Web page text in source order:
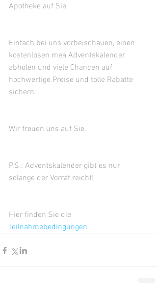
Apotheke auf Sie.
Einfach bei uns vorbeischauen, einen
kostenlosen mea Adventskalender
abholen und viele Chancen auf
hochwertige Preise und tolle Rabatte
sichern.
Wir freuen uns auf Sie.
P.S.: Adventskalender gibt es nur
solange der Vorrat reicht!
Hier finden Sie die
Teilnahmebedingungen.